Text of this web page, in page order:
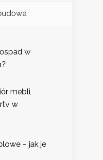
w
mebli,
w
– jak je